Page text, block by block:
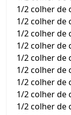
1/2 colher de
1/2 colher de
1/2 colher de
1/2 colher de
1/2 colher de
1/2 colher de
1/2 colher de
1/2 colher de
1/2 colher de